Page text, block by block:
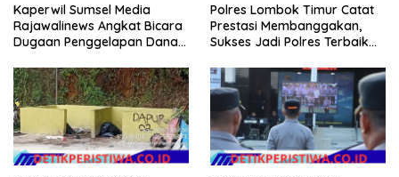
Kaperwil Sumsel Media
Rajawalinews Angkat Bicara
Dugaan Penggelapan Dana
Argomulyo Belitang Jaya
Hilang 3 Bulan Bawa
Anggaran Pembangunan
Polres Lombok Timur Catat
Prestasi Membanggakan,
Sukses Jadi Polres Terbaik
NTB